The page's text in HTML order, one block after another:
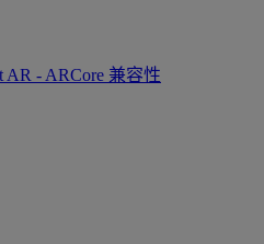
AR - ARCore 兼容性